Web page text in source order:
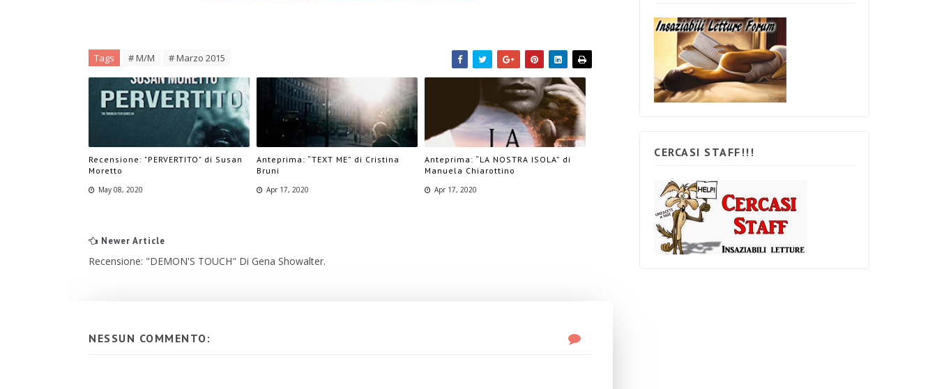
Tags # M/M # Marzo 2015
Recensione: "PERVERTITO" di Susan
Moretto
May 08, 2020
Anteprima: “TEXT ME” di Cristina
Bruni
Apr 17, 2020
Anteprima: “LA NOSTRA ISOLA” di
Manuela Chiarottino
Apr 17, 2020
Newer Article
Recensione: "DEMON'S TOUCH" Di Gena Showalter.
NESSUN COMMENTO:
CERCASI STAFF!!!